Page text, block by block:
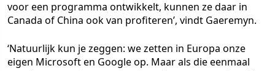
voor een programma ontwikkelt, kunnen ze daar in
Canada of China ook van profiteren’, vindt Gaeremyn.
‘Natuurlijk kun je zeggen: we zetten in Europa onze
eigen Microsoft en Google op. Maar als die eenmaal